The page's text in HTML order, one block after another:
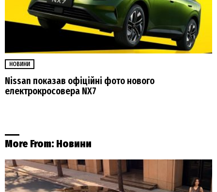
НОВИНИ
Nissan показав офіційні фото нового
електрокросовера NX7
More From: Новини